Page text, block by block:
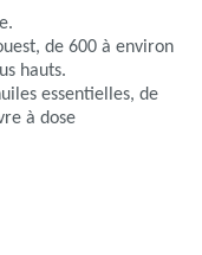
de 600 à environ
hauts.
essentielles, de
à dose